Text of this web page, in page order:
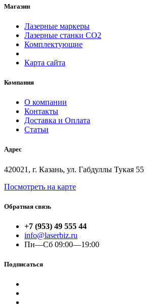
Магазин
Лазерные маркеры
Лазерные станки СО2
Комплектующие
Карта сайта
Компания
О компании
Контакты
Доставка и Оплата
Статьи
Адрес
420021, г. Казань, ул. Габдуллы Тукая 55
Посмотреть на карте
Обратная связь
+7 (953) 49 555 44
info@laserbiz.ru
Пн—Сб 09:00—19:00
Подписаться